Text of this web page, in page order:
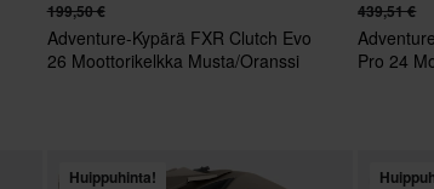
199,50 €
Adventure-Kypärä FXR Clutch Evo
26 Moottorikelkka Musta/Oranssi
439,51 €
Pro 24
Huippuhinta!